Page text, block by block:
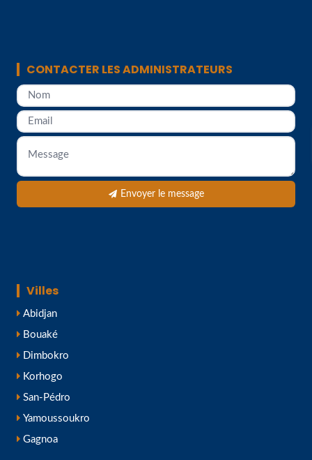
CONTACTER LES ADMINISTRATEURS
Envoyer le message
Villes
Abidjan
Bouaké
Dimbokro
Korhogo
San-Pédro
Yamoussoukro
Gagnoa